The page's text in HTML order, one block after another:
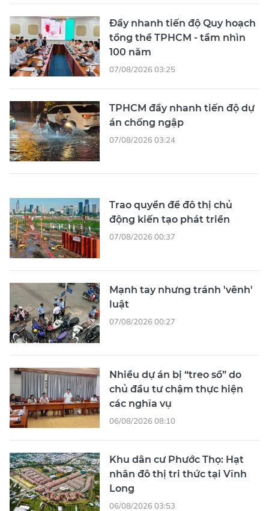
Đẩy nhanh tiến độ Quy hoạch
tổng thể TPHCM - tầm nhìn
100 năm
07/08/2026 03:25
TPHCM đẩy nhanh tiến độ dự
án chống ngập
07/08/2026 03:24
Trao quyền để đô thị chủ
động kiến tạo phát triển
07/08/2026 00:37
Mạnh tay nhưng tránh 'vênh'
luật
07/08/2026 00:27
Nhiều dự án bị “treo sổ” do
chủ đầu tư chậm thực hiện
các nghĩa vụ
06/08/2026 08:10
Khu dân cư Phước Thọ: Hạt
nhân đô thị tri thức tại Vĩnh
Long
06/08/2026 03:53